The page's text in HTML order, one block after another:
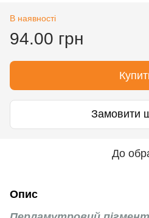
В наявності
94.00 грн
Замовити
До
Опис